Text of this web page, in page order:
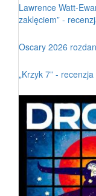
Lawrence Watt-
zaklęciem” -
Oscary 2026
„Krzyk 7” - recenzja